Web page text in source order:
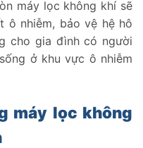
máy lọc không khí sẽ
ô nhiễm, bảo vệ hệ hô
cho gia đình có người
ở khu vực ô nhiễm
máy lọc không